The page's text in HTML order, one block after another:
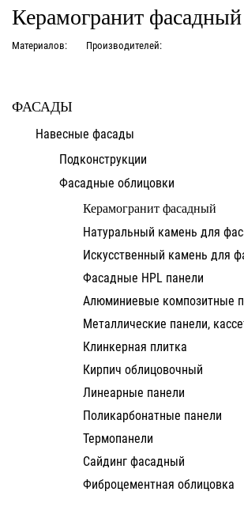
Керамогранит фасадный
Материалов: Производителей:
ФАСАДЫ
Навесные фасады
Подконструкции
Фасадные облицовки
Керамогранит фасадный
Натуральный камень для
Искусственный камень для
Фасадные HPL панели
Алюминиевые композитные
Металлические панели,
Клинкерная плитка
Кирпич облицовочный
Линеарные панели
Поликарбонатные панели
Термопанели
Сайдинг фасадный
Фиброцементная облицовка